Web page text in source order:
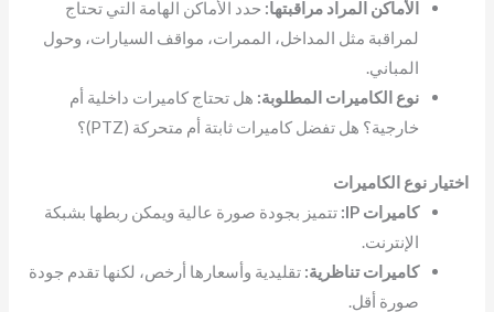
الأماكن المراد مراقبتها: حدد الأماكن الهامة التي تحتاج
لمراقبة مثل المداخل، الممرات، مواقف السيارات، وحول
المباني.
نوع الكاميرات المطلوبة: هل تحتاج كاميرات داخلية أم
خارجية؟ هل تفضل كاميرات ثابتة أم متحركة (PTZ)؟
اختيار نوع الكاميرات
كاميرات IP:
تتميز بجودة صورة عالية ويمكن ربطها بشبكة
الإنترنت.
كاميرات تناظرية: تقليدية وأسعارها أرخص، لكنها تقدم جودة
صورة أقل.